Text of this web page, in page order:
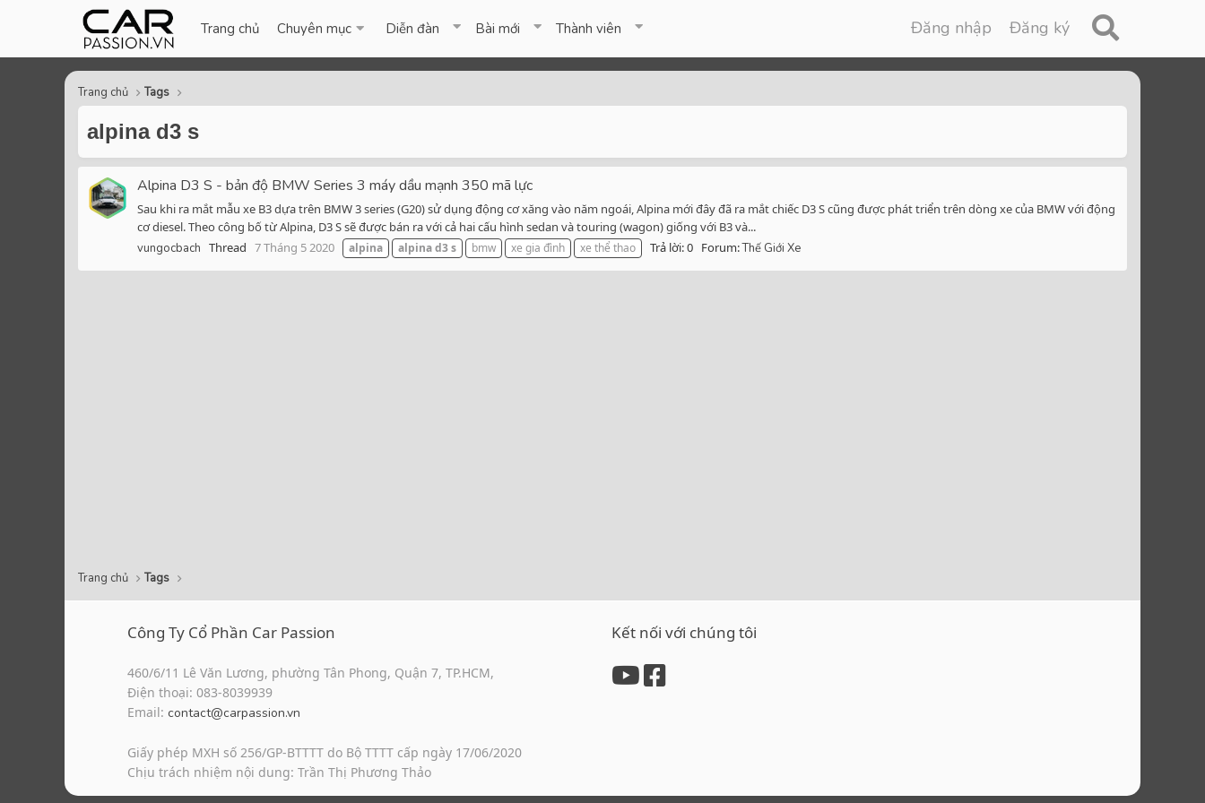
Trang chủ Chuyên mục Diễn đàn Bài mới Thành viên Đăng nhập Đăng ký
Trang chủ Tags
alpina d3 s
Alpina D3 S - bản độ BMW Series 3 máy dầu mạnh 350 mã lực
Sau khi ra mắt mẫu xe B3 dựa trên BMW 3 series (G20) sử dụng động cơ xăng vào năm ngoái, Alpina mới đây đã ra mắt chiếc D3 S cũng được phát triển trên dòng xe của BMW với động
cơ diesel. Theo công bố từ Alpina, D3 S sẽ được bán ra với cả hai cấu hình sedan và touring (wagon) giống với B3 và...
vungocbach Thread 7 Tháng 5 2020 alpina alpinad3s bmw xe gia đình xe thể thao Trả lời: 0 Forum:Thế Giới Xe
Trang chủ Tags
Công Ty Cổ Phần Car Passion
460/6/11 Lê Văn Lương, phường Tân Phong, Quận 7, TP.HCM,
Điện thoại: 083-8039939
Email: contact@carpassion.vn
Giấy phép MXH số 256/GP-BTTTT do Bộ TTTT cấp ngày 17/06/2020
Chịu trách nhiệm nội dung: Trần Thị Phương Thảo
Kết nối với chúng tôi